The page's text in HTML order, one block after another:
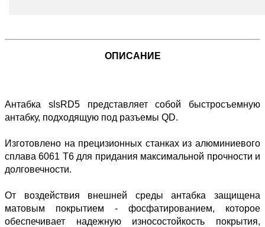
ОПИСАНИЕ
Антабка slsRD5 представляет собой быстросъемную
антабку, подходящую под разъемы QD.
Изготовлено на прецизионных станках из алюминиевого
сплава 6061 T6 для придания максимальной прочности и
долговечности.
От воздействия внешней среды антабка защищена
матовым покрытием - фосфатированием, которое
обеспечивает надежную износостойкость покрытия,